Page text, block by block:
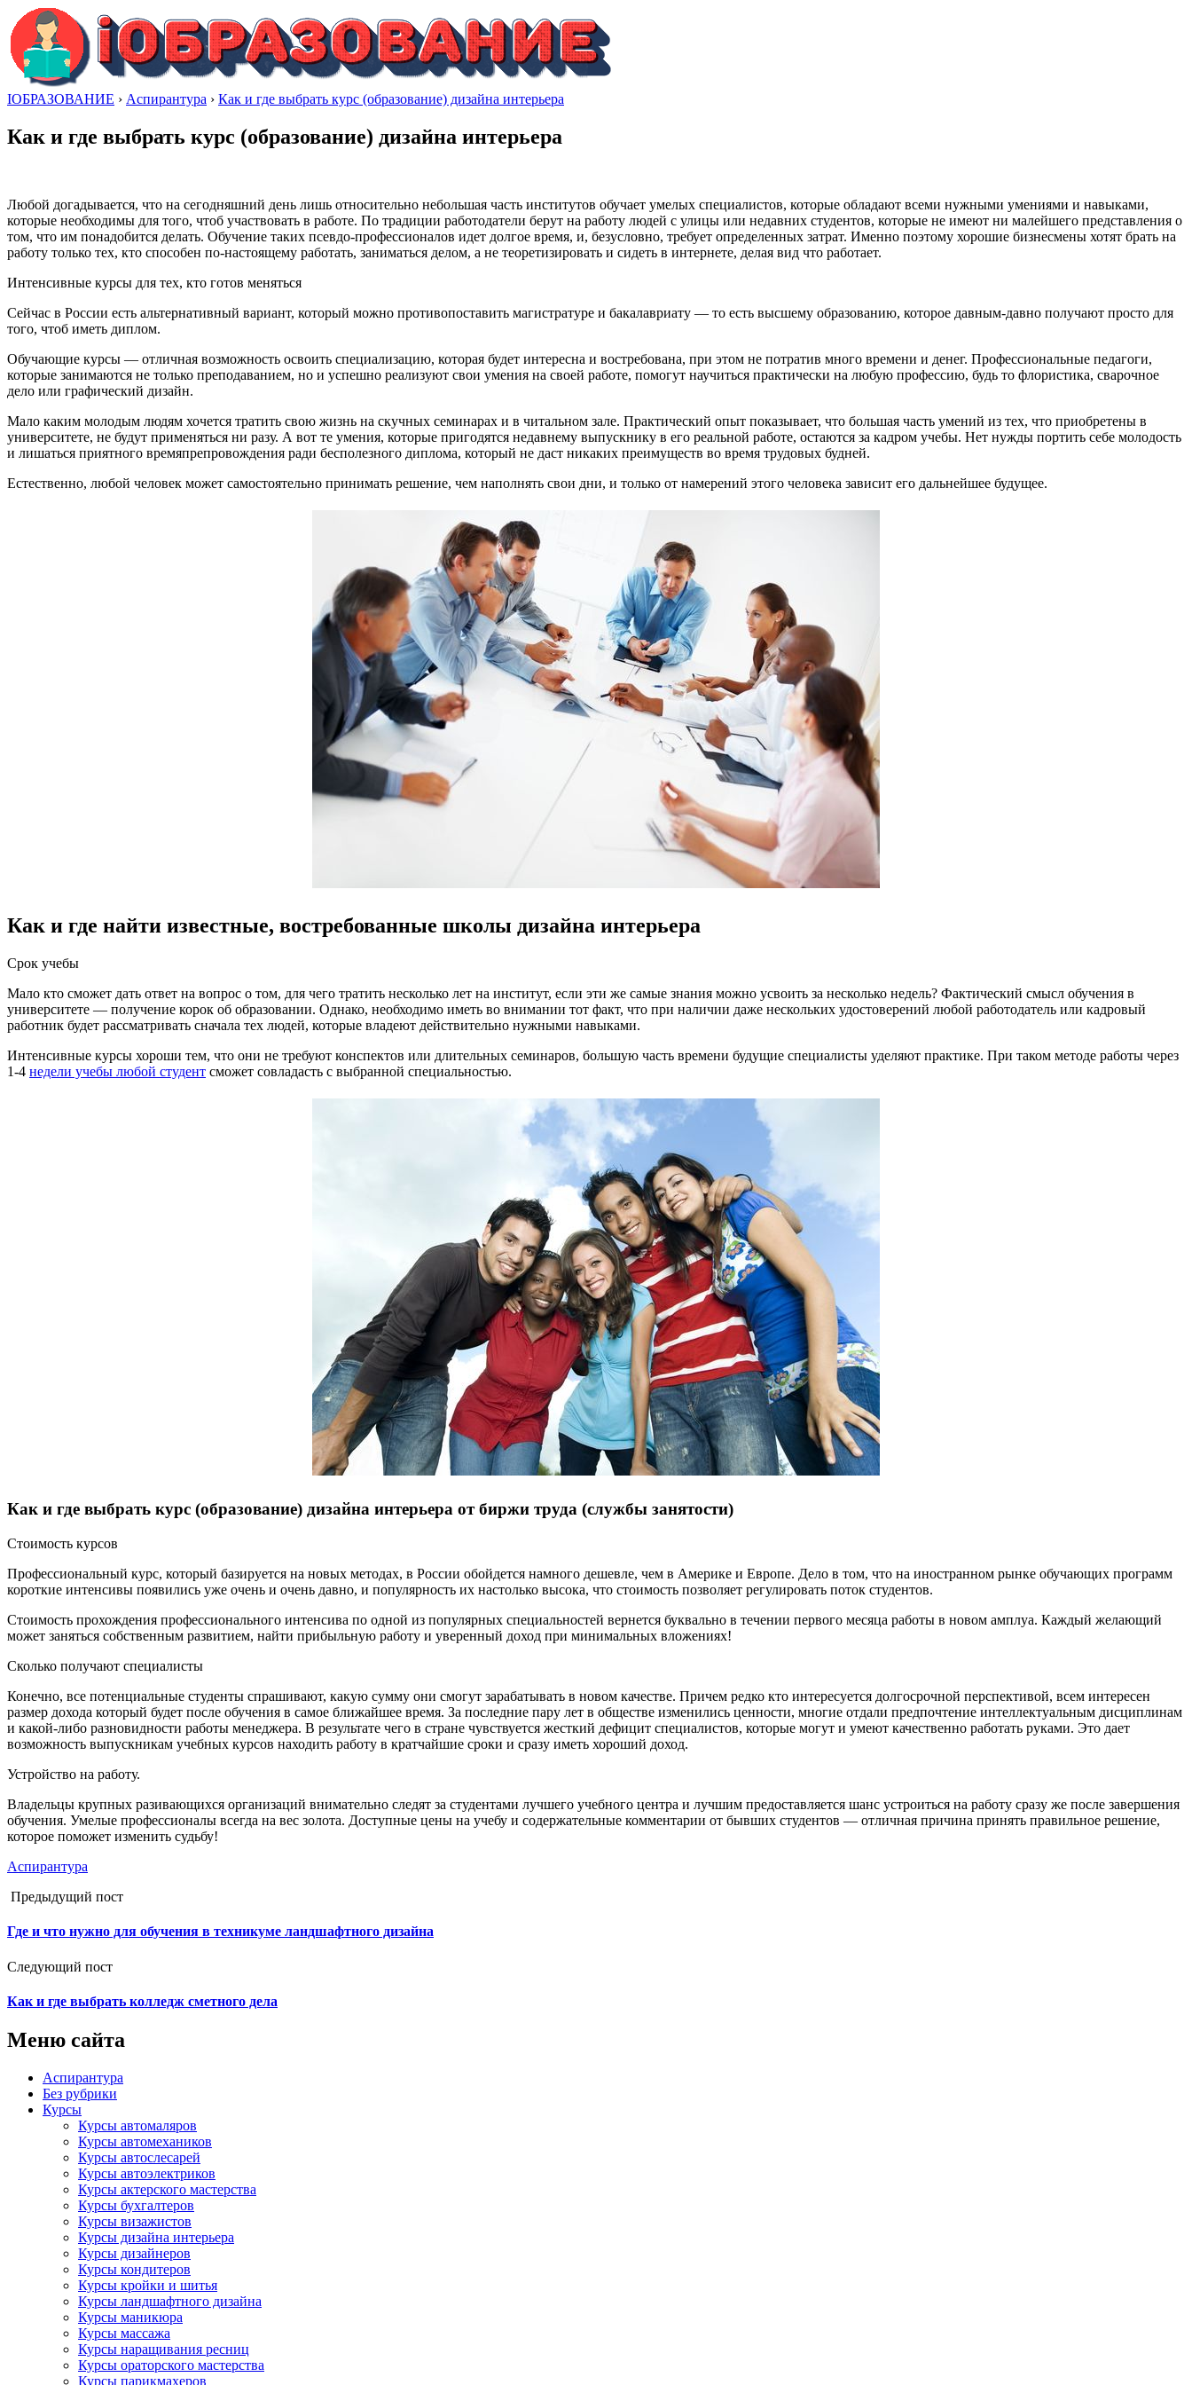
IОБРАЗОВАНИЕ › Аспирантура › Как и где выбрать курс (образование) дизайна интерьера
Как и где выбрать курс (образование) дизайна интерьера
Любой догадывается, что на сегодняшний день лишь относительно небольшая часть институтов обучает умелых специалистов, которые обладают всеми нужными умениями и навыками,
которые необходимы для того, чтоб участвовать в работе. По традиции работодатели берут на работу людей с улицы или недавних студентов, которые не имеют ни малейшего представления о
том, что им понадобится делать. Обучение таких псевдо-профессионалов идет долгое время, и, безусловно, требует определенных затрат. Именно поэтому хорошие бизнесмены хотят брать на
работу только тех, кто способен по-настоящему работать, заниматься делом, а не теоретизировать и сидеть в интернете, делая вид что работает.
Интенсивные курсы для тех, кто готов меняться
Сейчас в России есть альтернативный вариант, который можно противопоставить магистратуре и бакалавриату — то есть высшему образованию, которое давным-давно получают просто для
того, чтоб иметь диплом.
Обучающие курсы — отличная возможность освоить специализацию, которая будет интересна и востребована, при этом не потратив много времени и денег. Профессиональные педагоги,
которые занимаются не только преподаванием, но и успешно реализуют свои умения на своей работе, помогут научиться практически на любую профессию, будь то флористика, сварочное
дело или графический дизайн.
Мало каким молодым людям хочется тратить свою жизнь на скучных семинарах и в читальном зале. Практический опыт показывает, что большая часть умений из тех, что приобретены в
университете, не будут применяться ни разу. А вот те умения, которые пригодятся недавнему выпускнику в его реальной работе, остаются за кадром учебы. Нет нужды портить себе молодость
и лишаться приятного времяпрепровождения ради бесполезного диплома, который не даст никаких преимуществ во время трудовых будней.
Естественно, любой человек может самостоятельно принимать решение, чем наполнять свои дни, и только от намерений этого человека зависит его дальнейшее будущее.
Как и где найти известные, востребованные школы дизайна интерьера
Срок учебы
Мало кто сможет дать ответ на вопрос о том, для чего тратить несколько лет на институт, если эти же самые знания можно усвоить за несколько недель? Фактический смысл обучения в
университете — получение корок об образовании. Однако, необходимо иметь во внимании тот факт, что при наличии даже нескольких удостоверений любой работодатель или кадровый
работник будет рассматривать сначала тех людей, которые владеют действительно нужными навыками.
Интенсивные курсы хороши тем, что они не требуют конспектов или длительных семинаров, большую часть времени будущие специалисты уделяют практике. При таком методе работы через
1-4 недели учебы любой студент сможет совладасть с выбранной специальностью.
Как и где выбрать курс (образование) дизайна интерьера от биржи труда (службы занятости)
Стоимость курсов
Профессиональный курс, который базируется на новых методах, в России обойдется намного дешевле, чем в Америке и Европе. Дело в том, что на иностранном рынке обучающих программ
короткие интенсивы появились уже очень и очень давно, и популярность их настолько высока, что стоимость позволяет регулировать поток студентов.
Стоимость прохождения профессионального интенсива по одной из популярных специальностей вернется буквально в течении первого месяца работы в новом амплуа. Каждый желающий
может заняться собственным развитием, найти прибыльную работу и уверенный доход при минимальных вложениях!
Сколько получают специалисты
Конечно, все потенциальные студенты спрашивают, какую сумму они смогут зарабатывать в новом качестве. Причем редко кто интересуется долгосрочной перспективой, всем интересен
размер дохода который будет после обучения в самое ближайшее время. За последние пару лет в обществе изменились ценности, многие отдали предпочтение интеллектуальным дисциплинам
и какой-либо разновидности работы менеджера. В результате чего в стране чувствуется жесткий дефицит специалистов, которые могут и умеют качественно работать руками. Это дает
возможность выпускникам учебных курсов находить работу в кратчайшие сроки и сразу иметь хороший доход.
Устройство на работу.
Владельцы крупных разивающихся организаций внимательно следят за студентами лучшего учебного центра и лучшим предоставляется шанс устроиться на работу сразу же после завершения
обучения. Умелые профессионалы всегда на вес золота. Доступные цены на учебу и содержательные комментарии от бывших студентов — отличная причина принять правильное решение,
которое поможет изменить судьбу!
Аспирантура
Предыдущий пост
Где и что нужно для обучения в техникуме ландшафтного дизайна
Следующий пост
Как и где выбрать колледж сметного дела
Меню сайта
Аспирантура
Без рубрики
Курсы
Курсы автомаляров
Курсы автомехаников
Курсы автослесарей
Курсы автоэлектриков
Курсы актерского мастерства
Курсы бухгалтеров
Курсы визажистов
Курсы дизайна интерьера
Курсы дизайнеров
Курсы кондитеров
Курсы кройки и шитья
Курсы ландшафтного дизайна
Курсы маникюра
Курсы массажа
Курсы наращивания ресниц
Курсы ораторского мастерства
Курсы парикмахеров